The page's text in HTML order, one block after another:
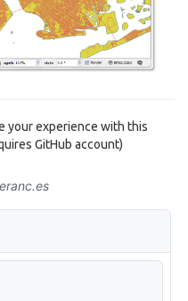
your experience with this
GitHub account)